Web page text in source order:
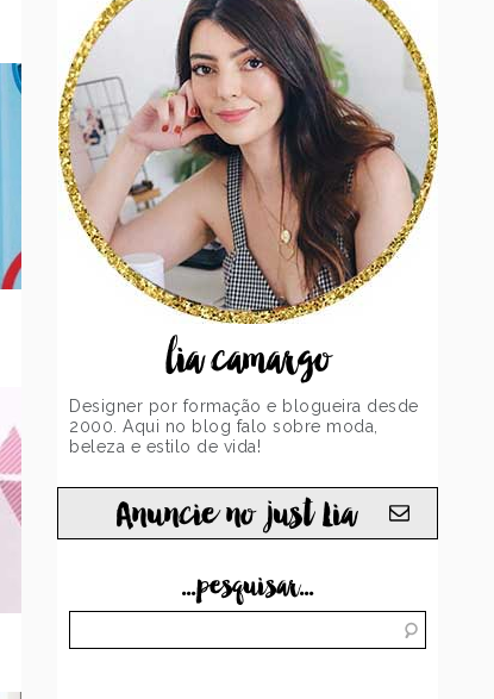
lia camargo
Designer por formação e blogueira desde
2000. Aqui no blog falo sobre moda,
beleza e estilo de vida!
Anuncie no just Lia
...pesquisar...